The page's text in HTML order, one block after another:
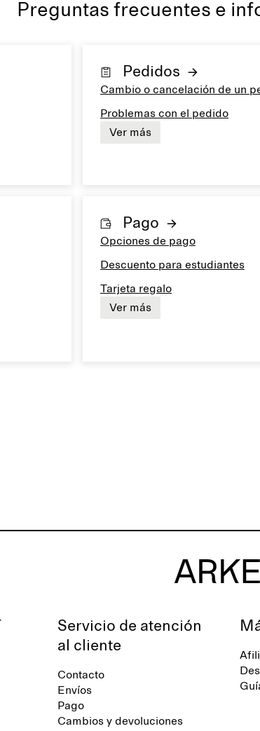
Preguntas frecuentes e
Pedidos
Cambio o cancelación de un
Problemas con el pedido
Ver más
Pago
Opciones de pago
Descuento para estudiantes
Tarjeta regalo
Ver más
Servicio de atención
al cliente
Contacto
Envíos
Pago
Cambios y devoluciones